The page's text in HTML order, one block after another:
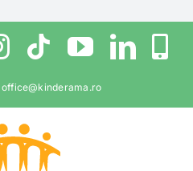
Instagram
TiktokYouTube
office@kinderama.ro